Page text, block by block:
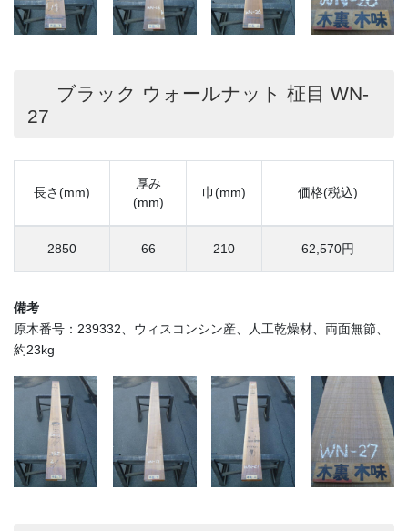
ブラック ウォールナット 柾目 WN-
27
長さ(mm)
厚み
(mm)
巾(mm) 価格(税込)
2850 66 210 62,570円
備考
原木番号：239332、ウィスコンシン産、人工乾燥材、両面無節、
約23kg